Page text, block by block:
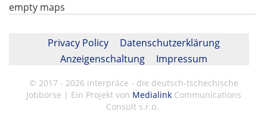
empty maps
Privacy Policy
Datenschutzerklärung
Anzeigenschaltung
Impressum
© 2017 - 2026 interpráce - die deutsch-tschechische
Jobbörse | Ein Projekt von MedialinkCommunications
Consult s.r.o.